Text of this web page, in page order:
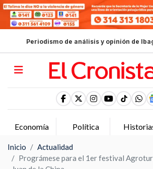
Periodismo de análisis y opinión de
Economía Política
Inicio
Actualidad
Prográmese para el 1er festival